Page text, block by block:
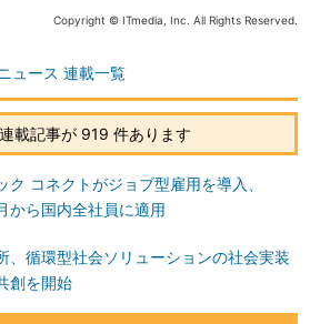
Copyright © ITmedia, Inc. All Rights Reserved.
ュース 連載一覧
載記事が 919 件あります
ク コネクトがジョブ型雇用を導入、
から国内全社員に適用
、循環型社会ソリューションの社会実装
創を開始